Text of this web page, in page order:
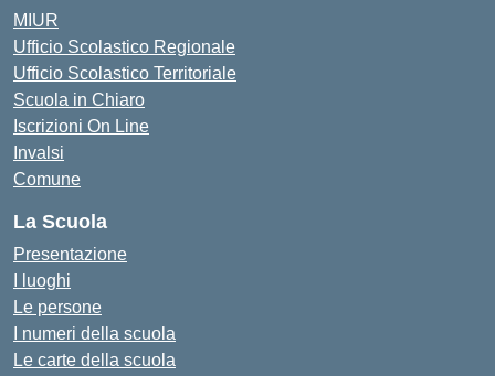
MIUR
Ufficio Scolastico Regionale
Ufficio Scolastico Territoriale
Scuola in Chiaro
Iscrizioni On Line
Invalsi
Comune
La Scuola
Presentazione
I luoghi
Le persone
I numeri della scuola
Le carte della scuola